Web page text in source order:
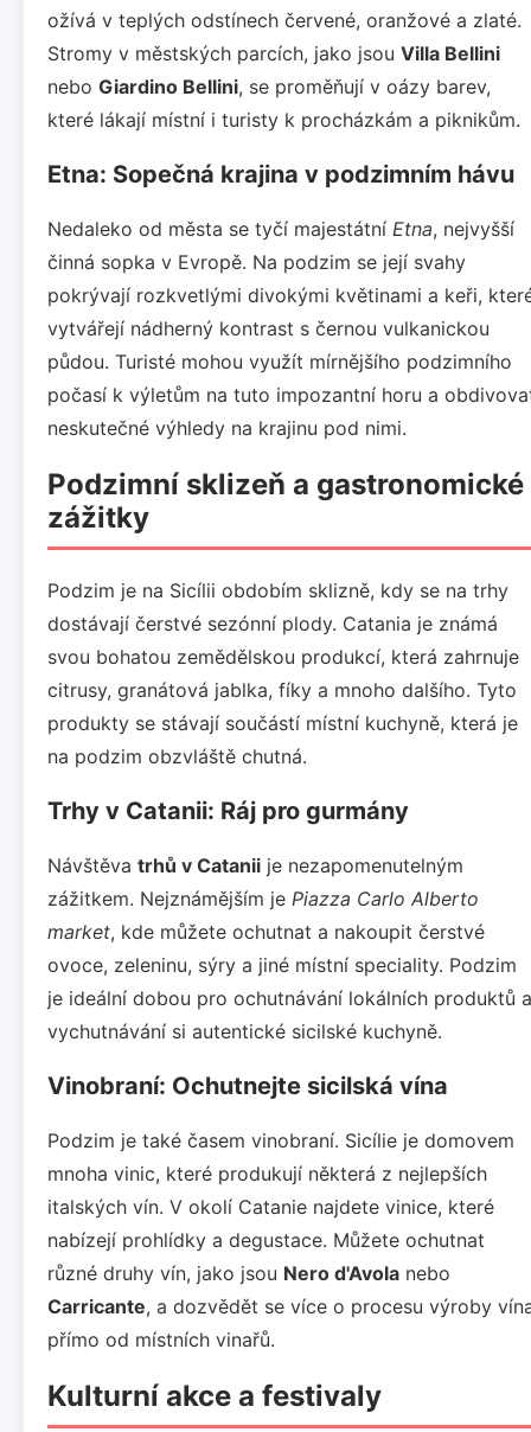
ožívá v teplých odstínech červené, oranžové a zlaté.
Stromy v městských parcích, jako jsou Villa Bellini
nebo Giardino Bellini, se proměňují v oázy barev,
které lákají místní i turisty k procházkám a piknikům.
Etna: Sopečná krajina v podzimním hávu
Nedaleko od města se tyčí majestátní Etna, nejvyšší
činná sopka v Evropě. Na podzim se její svahy
pokrývají rozkvetlými divokými květinami a keři,
vytvářejí nádherný kontrast s černou vulkanickou
půdou. Turisté mohou využít mírnějšího podzimního
počasí k výletům na tuto impozantní horu a
neskutečné výhledy na krajinu pod nimi.
Podzimní sklizeň a gastronomické
zážitky
Podzim je na Sicílii obdobím sklizně, kdy se na trhy
dostávají čerstvé sezónní plody. Catania je známá
svou bohatou zemědělskou produkcí, která zahrnuje
citrusy, granátová jablka, fíky a mnoho dalšího. Tyto
produkty se stávají součástí místní kuchyně, která je
na podzim obzvláště chutná.
Trhy v Catanii: Ráj pro gurmány
Návštěva trhů v Catanii je nezapomenutelným
zážitkem. Nejznámějším je Piazza Carlo Alberto
market, kde můžete ochutnat a nakoupit čerstvé
ovoce, zeleninu, sýry a jiné místní speciality. Podzim
je ideální dobou pro ochutnávání lokálních produktů a
vychutnávání si autentické sicilské kuchyně.
Vinobraní: Ochutnejte sicilská vína
Podzim je také časem vinobraní. Sicílie je domovem
mnoha vinic, které produkují některá z nejlepších
italských vín. V okolí Catanie najdete vinice, které
nabízejí prohlídky a degustace. Můžete ochutnat
různé druhy vín, jako jsou Nero d'Avola nebo
Carricante, a dozvědět se více o procesu výroby
přímo od místních vinařů.
Kulturní akce a festivaly